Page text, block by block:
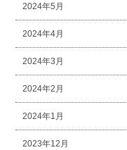
2024年5月
2024年4月
2024年3月
2024年2月
2024年1月
2023年12月